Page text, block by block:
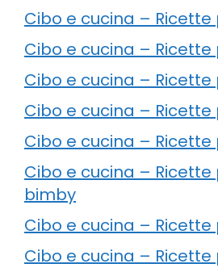
Cibo e cucina –
Cibo e cucina –
Cibo e cucina –
Cibo e cucina –
Cibo e cucina – Ricette
Cibo e cucina – Ricette
bimby
Cibo e cucina –
Cibo e cucina –